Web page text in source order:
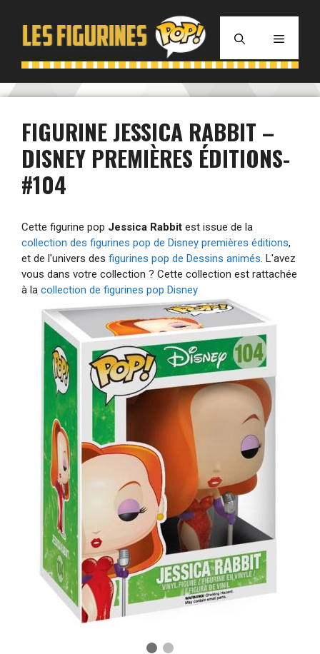
contenu
MENU
FIGURINE JESSICA RABBIT –
DISNEY PREMIÈRES ÉDITIONS-
#104
Cette figurine pop Jessica Rabbit est issue de la
collection des figurines pop de Disney premières éditions,
et de l'univers des figurines pop de Dessins animés. L'avez
vous dans votre collection ? Cette collection est rattachée
à la collection de figurines pop Disney